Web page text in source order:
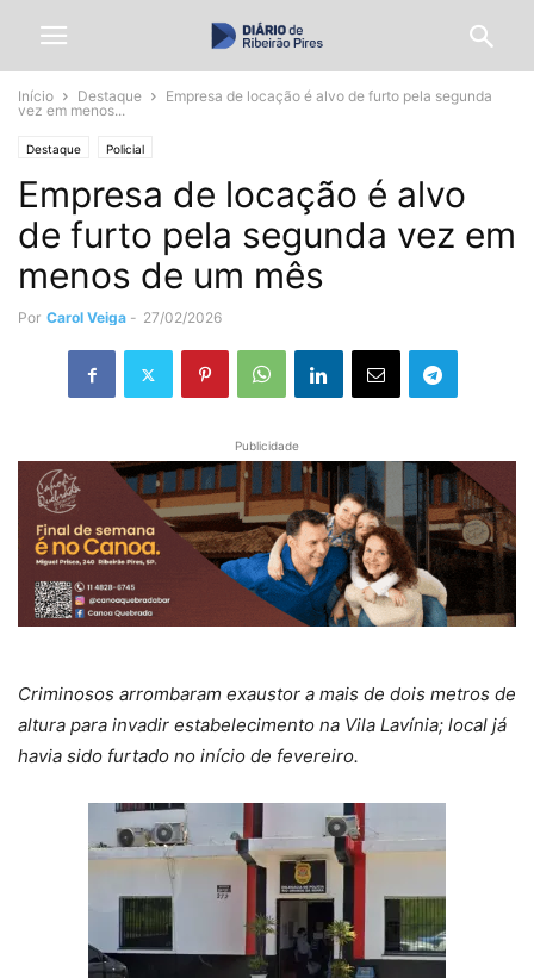
Início Destaque
Empresa de locação é alvo de furto pela segunda
vez em menos...
Destaque Policial
Empresa de locação é alvo
de furto pela segunda vez em
menos de um mês
Por Carol Veiga - 27/02/2026
Publicidade
Criminosos arrombaram exaustor a mais de dois metros de
altura para invadir estabelecimento na Vila Lavínia; local já
havia sido furtado no início de fevereiro.